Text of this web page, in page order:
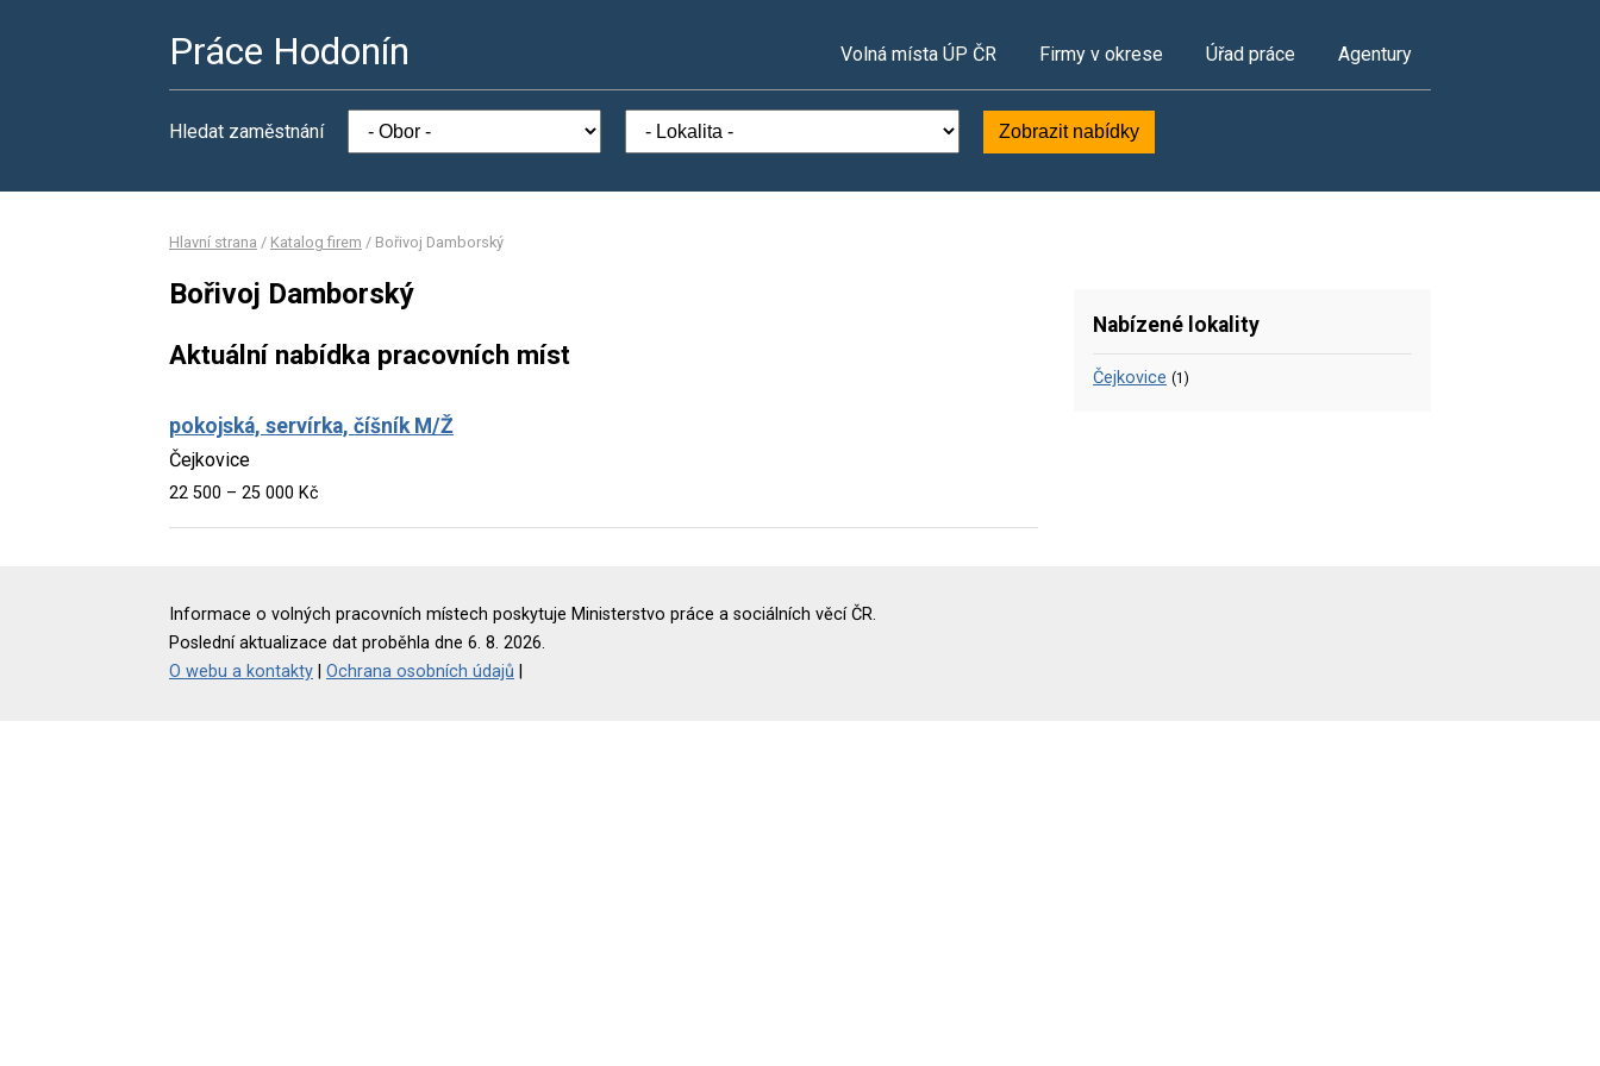
Práce Hodonín Volná místa ÚP ČR Firmy v okrese Úřad práce Agentury
Hledat zaměstnání Zobrazit nabídky
Hlavní strana / Katalog firem / Bořivoj Damborský
Bořivoj Damborský
Aktuální nabídka pracovních míst
pokojská, servírka, číšník M/Ž
Čejkovice
22 500 – 25 000 Kč
Nabízené lokality
Čejkovice (1)
Informace o volných pracovních místech poskytuje Ministerstvo práce a sociálních věcí ČR.
Poslední aktualizace dat proběhla dne 6. 8. 2026.
O webu a kontakty
Ochrana osobních údajů